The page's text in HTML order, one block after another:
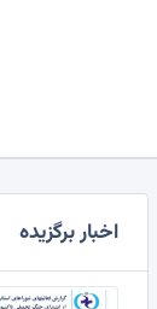
اخبار برگزیده